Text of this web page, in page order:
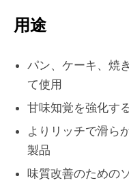
用途
パン、ケーキ、焼
て使用
甘味知覚を強化す
よりリッチで滑ら
製品
味質改善のための